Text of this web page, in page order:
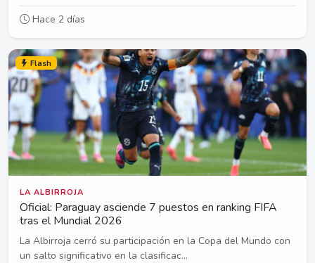
Hace 2 días
Flash
LA ALBIRROJA
Oficial: Paraguay asciende 7 puestos en ranking FIFA
tras el Mundial 2026
La Albirroja cerró su participación en la Copa del Mundo con
un salto significativo en la clasificac...